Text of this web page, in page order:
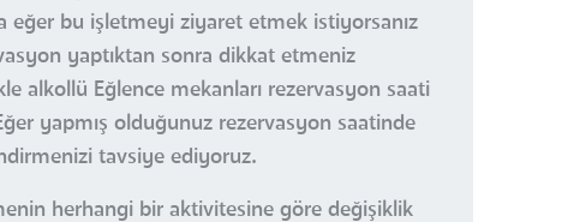
bu işletmeyi ziyaret etmek istiyorsanız
yaptıktan sonra dikkat etmeniz
alkollü Eğlence mekanları rezervasyon saati
yapmış olduğunuz rezervasyon saatinde
tavsiye ediyoruz.
herhangi bir aktivitesine göre değişiklik